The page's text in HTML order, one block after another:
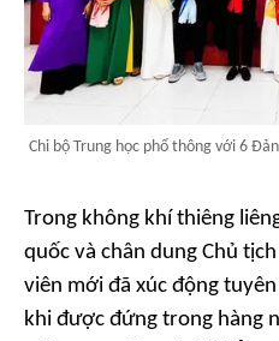
Chi bộ Trung học phổ thông với 6
Trong không khí thiêng
quốc và chân dung Chủ
viên mới đã xúc động
khi được đứng trong hàng